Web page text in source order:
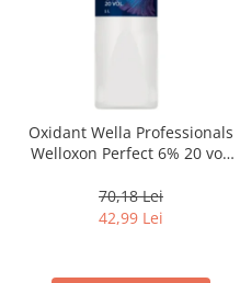
Oxidant Wella Professionals
Welloxon Perfect 6% 20 vol,
70,18 Lei
42,99 Lei